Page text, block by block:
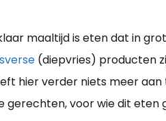
maaltijd is eten dat in
(diepvries) producten
hier verder niets meer
gerechten, voor wie dit